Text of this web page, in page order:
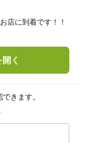
店に到着です！！
く
きます。